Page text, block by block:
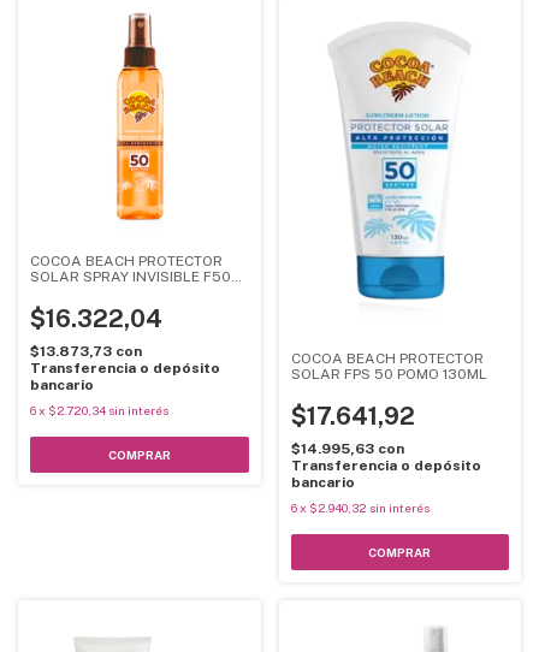
COCOA BEACH PROTECTOR
SOLAR SPRAY INVISIBLE F50
$16.322,04
$13.873,73 con
Transferencia o depósito
bancario
6x $2.720,34 sin interés
COCOA BEACH PROTECTOR
SOLAR FPS 50 POMO 130ML
$17.641,92
$14.995,63 con
Transferencia o depósito
bancario
6 x $2.940,32 sin interés